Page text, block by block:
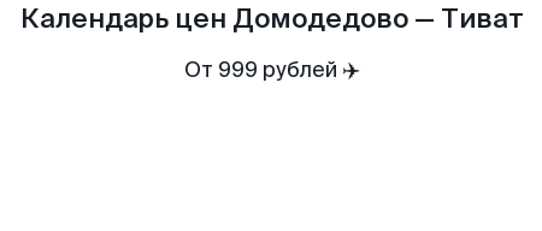
Календарь цен Домодедово — Тиват
От 999 рублей ✈️